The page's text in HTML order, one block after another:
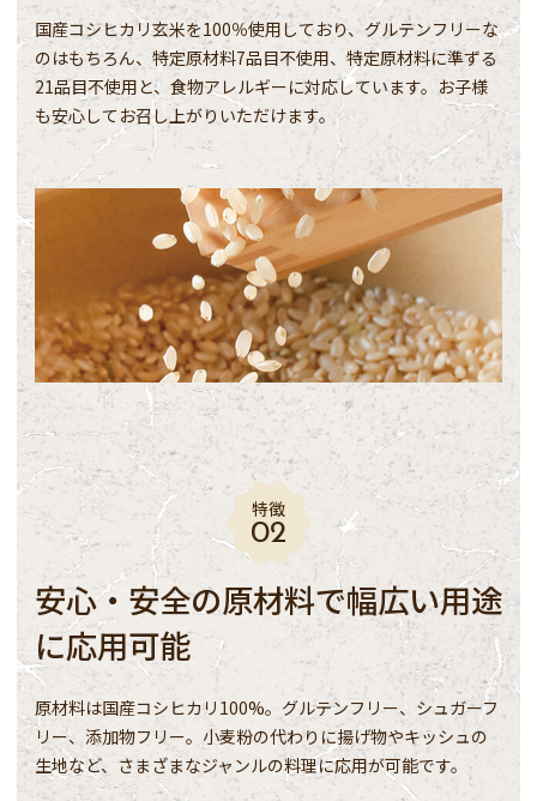
国産コシヒカリ玄米を100％使用しており、グルテンフリーな
のはもちろん、特定原材料7品目不使用、特定原材料に準ずる
21品目不使用と、食物アレルギーに対応しています。お子様
も安心してお召し上がりいただけます。
特徴
安心・安全の原材料で幅広い用途
に応用可能
原材料は国産コシヒカリ100%。グルテンフリー、シュガーフ
リー、添加物フリー。小麦粉の代わりに揚げ物やキッシュの
生地など、さまざまなジャンルの料理に応用が可能です。